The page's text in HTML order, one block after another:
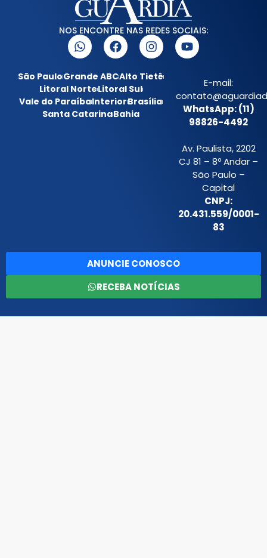
NOS ENCONTRE NAS REDES SOCIAIS:
São PauloGrande ABCAlto Tietê
Litoral NorteLitoral Sul
Vale do ParaíbaInteriorBrasília
Santa CatarinaBahia
E-mail:
WhatsApp: (11)
98826-4492
Av. Paulista, 2202
CJ 81 – 8º Andar –
São Paulo –
Capital
CNPJ:
20.431.559/0001-
83
ANUNCIE CONOSCO
RECEBA NOTÍCIAS